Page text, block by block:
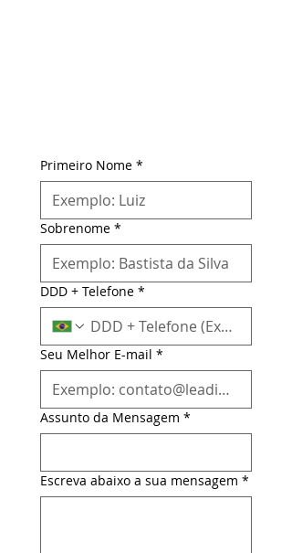
Primeiro Nome *
Sobrenome *
DDD + Telefone *
Seu Melhor E-mail *
Assunto da Mensagem *
Escreva abaixo a sua mensagem *